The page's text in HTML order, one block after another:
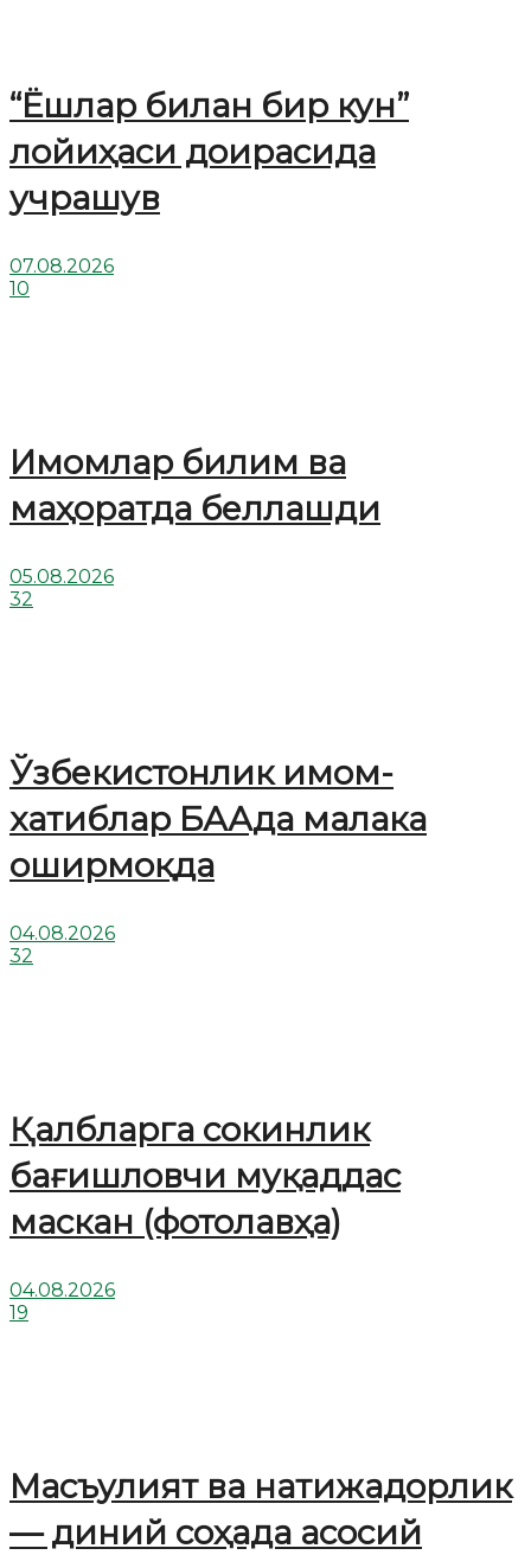
“Ёшлар билан бир кун”
лойиҳаси доирасида
учрашув
07.08.2026
10
Имомлар билим ва
маҳоратда беллашди
05.08.2026
32
Ўзбекистонлик имом-
хатиблар БААда малака
оширмоқда
04.08.2026
32
Қалбларга сокинлик
бағишловчи муқаддас
маскан (фотолавҳа)
04.08.2026
19
Масъулият ва натижадорлик
— диний соҳада асосий